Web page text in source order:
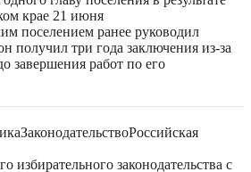
крае 21 июня
поселением ранее руководил
получил три года заключения из-за
завершения работ по его
ЗаконодательствоРоссийская
избирательного законодательства с